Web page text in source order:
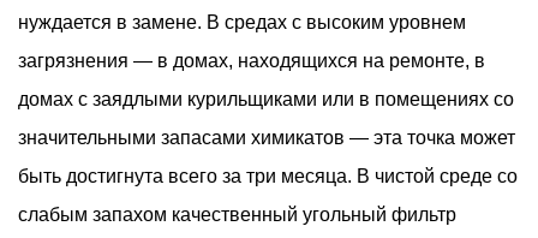
нуждается в замене. В средах с высоким уровнем
загрязнения — в домах, находящихся на ремонте, в
домах с заядлыми курильщиками или в помещениях со
значительными запасами химикатов — эта точка может
быть достигнута всего за три месяца. В чистой среде со
слабым запахом качественный угольный фильтр